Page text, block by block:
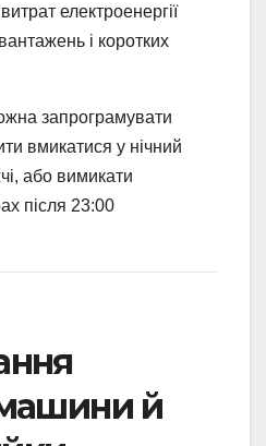
електроенергії
і коротких
запрограмувати
вмикатися у нічний
або вимикати
після 23:00
й